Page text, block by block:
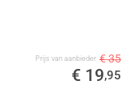
Prijs van aanbieder € 35
€ 19,95